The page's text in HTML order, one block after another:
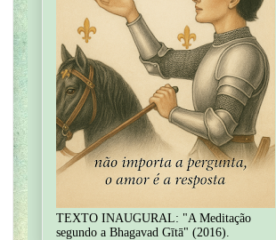
TEXTO INAUGURAL: "A Meditação
segundo a Bhagavad Gītā" (2016).